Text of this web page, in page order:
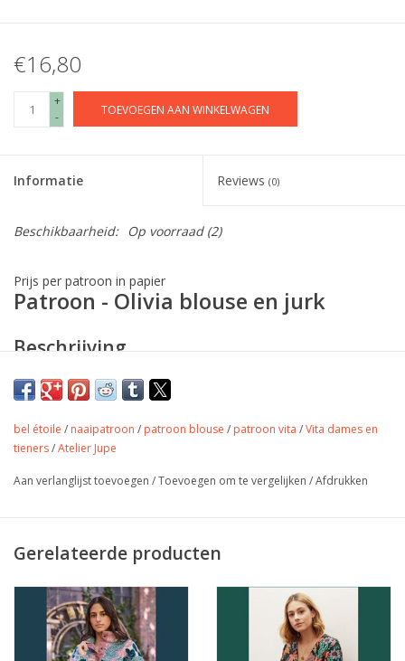
€16,80
+
-
TOEVOEGEN AAN WINKELWAGEN
Informatie Reviews (0)
Beschikbaarheid: Op voorraad(2)
Prijs per patroon in papier
Patroon - Olivia blouse en jurk
Beschrijving
Ons nieuwe patroon Olivia is een leuke bloes met
halflange mouwen, een mooie frons aan de hals
Dit is een papieren patroon, je ontvangt een
radarblad en werkbeschrijving. De patroondelen
overlappen op de radarbladen, deze zijn recto-
verso bedrukt. De werkbeschrijving is in het
Nederlands, Frans en Engels.
bel étoile / naaipatroon / patroon blouse / patroon vita /Vita dames en
tieners/Atelier Jupe
Aan verlanglijst toevoegen /Toevoegen om te vergelijken /Afdrukken
Gerelateerde producten